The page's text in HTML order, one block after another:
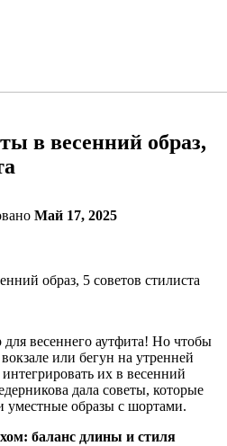
в весенний образ,
Май 17, 2025
весеннего аутфита! Но чтобы
или бегун на утренней
их в весенний
дала советы, которые
уместные образы с шортами.
баланс длины и стиля